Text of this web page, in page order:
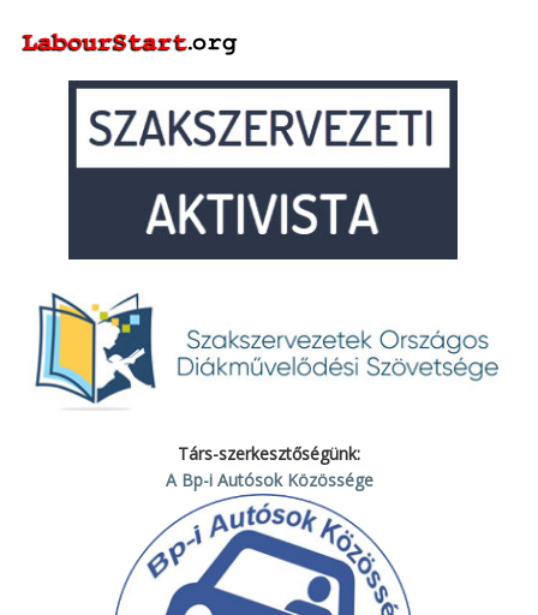
Társ-szerkesztőségünk:
A Bp-i Autósok Közössége